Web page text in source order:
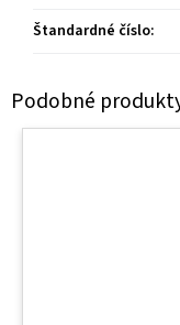
Štandardné číslo: